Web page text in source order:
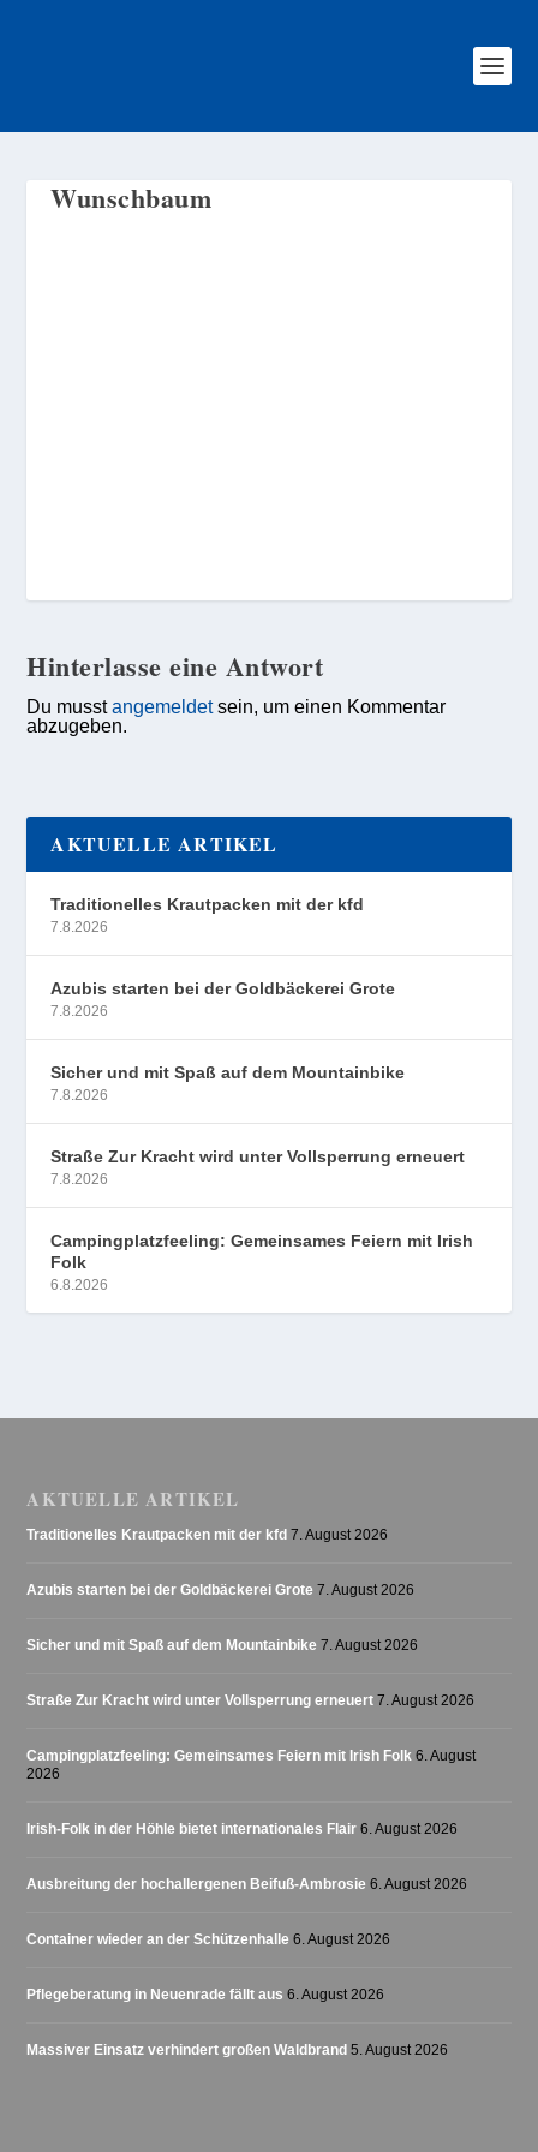
Wunschbaum
Hinterlasse eine Antwort
Du musstangemeldetsein, um einen Kommentar
abzugeben.
AKTUELLE ARTIKEL
Traditionelles Krautpacken mit der kfd
7.8.2026
Azubis starten bei der Goldbäckerei Grote
7.8.2026
Sicher und mit Spaß auf dem Mountainbike
7.8.2026
Straße Zur Kracht wird unter Vollsperrung erneuert
7.8.2026
Campingplatzfeeling: Gemeinsames Feiern mit Irish
Folk
6.8.2026
AKTUELLE ARTIKEL
Traditionelles Krautpacken mit der kfd 7. August 2026
Azubis starten bei der Goldbäckerei Grote 7. August 2026
Sicher und mit Spaß auf dem Mountainbike 7. August 2026
Straße Zur Kracht wird unter Vollsperrung erneuert 7. August 2026
Campingplatzfeeling: Gemeinsames Feiern mit Irish Folk 6. August
2026
Irish-Folk in der Höhle bietet internationales Flair 6. August 2026
Ausbreitung der hochallergenen Beifuß-Ambrosie 6. August 2026
Container wieder an der Schützenhalle 6. August 2026
Pflegeberatung in Neuenrade fällt aus 6. August 2026
Massiver Einsatz verhindert großen Waldbrand 5. August 2026